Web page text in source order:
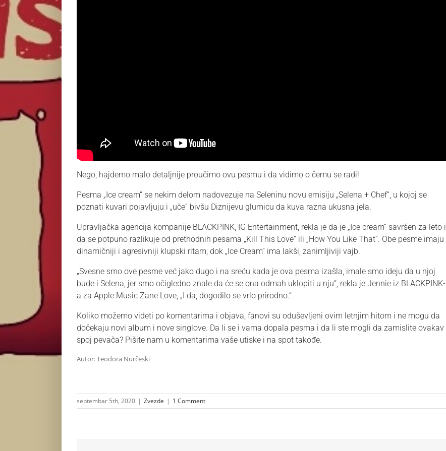
Nego, hajdemo malo detaljnije proučimo ovu pesmu i da vidimo o čemu se radi!
Pesma „Ice cream“ se nekim delom nadovezuje na Seleninu novu emisiju „Selena + Chef“, u kojoj se
poznati kuvari pojavljuju i „uče“ bivšu Diznijevu glumicu da kuva razna ukusna jela.
Upravljačka agencija kompanije BLACKPINK, IG Entertainment, rekla je da je „Ice cream“ savršen za leto i
da se potpuno razlikuje od prethodnih pesama „Kill This Love“ ili „How You Like That“. Obe pesme imaju
dinamičniji i agresivniji klupski ritam, dok „Ice Cream“ ima lakši, zanimljiviji vajb.
„Svesne smo ove pesme već jako dugo i na sreću kada je ova pesma izašla, imale smo ideju da u njoj
bude i Selena, jer smo očigledno znale da će se ona odmah uklopiti u nju“, rekla je Jennie iz BLACKPINK-
a za Apple Music Zane Love, „I da, dogodilo se vrlo prirodno.“
Koliko možemo videti po komentarima i objava, fanovi su oduševljeni ovim letnjim hitom i ne mogu da
dočekaju novi album i nove singlove. Da li se i vama dopala pesma i da li ste mogli da zamislite ovakav
spoj pevača? Pišite nam u komentarima vaše utiske i na spot takođe.
Autor: Teodora Nurčeski
septembar 5th, 2020 | Zvezde | 1 Comment